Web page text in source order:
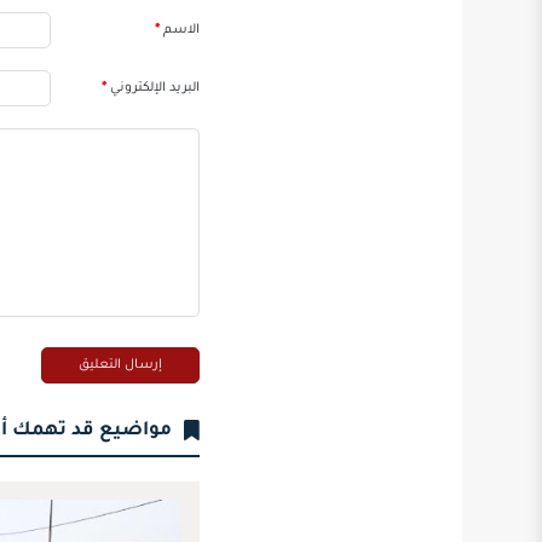
الاسم *
البريد الإلكتروني *
مواضيع قد تهمك